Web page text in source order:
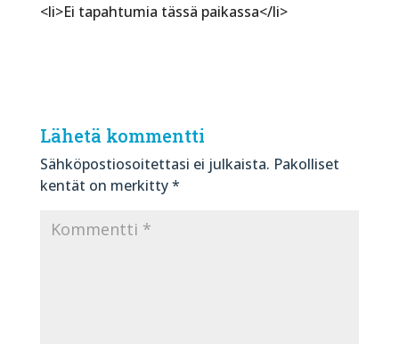
<li>Ei tapahtumia tässä paikassa</li>
Lähetä kommentti
Sähköpostiosoitettasi ei julkaista. Pakolliset
kentät on merkitty*